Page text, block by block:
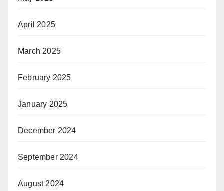
April 2025
March 2025
February 2025
January 2025
December 2024
September 2024
August 2024